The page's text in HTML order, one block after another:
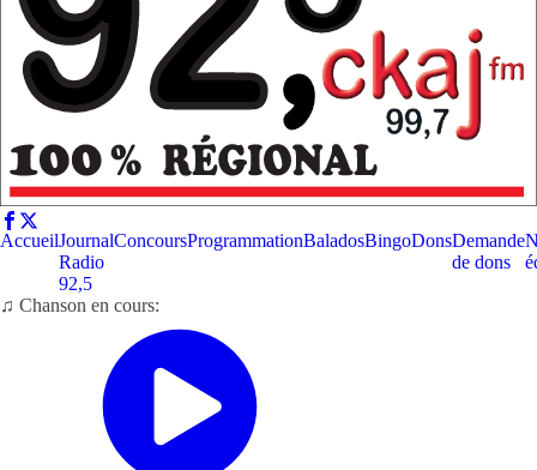
AccueilJournal
Radio
92,5
ConcoursProgrammationBaladosBingoDonsDemande
de dons
♫ Chanson en cours: